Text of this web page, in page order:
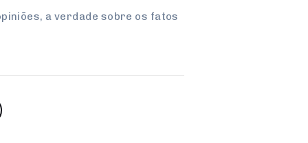
a verdade sobre os fatos